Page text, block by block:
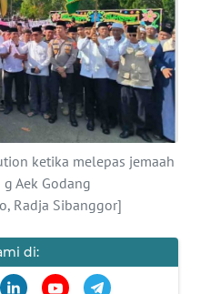
ketika melepas jemaah
Aek Godang
Radja Sibanggor]
di: